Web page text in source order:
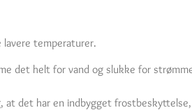
temperaturer.
det helt for vand og slukke for
det har en indbygget